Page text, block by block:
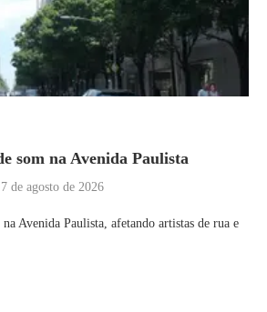
som na Avenida Paulista
7 de agosto de 2026
Avenida Paulista, afetando artistas de rua e